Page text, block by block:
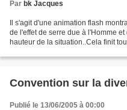
Par bk Jacques
Il s'agit d'une animation flash
de l'effet de serre due à l'Homme
hauteur de la situation..Cela finit
Convention sur la
Publié le 13/06/2005 à 00:00